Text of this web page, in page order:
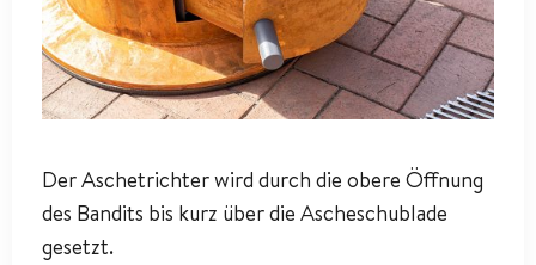
Der Aschetrichter wird durch die obere Öffnung
des Bandits bis kurz über die Ascheschublade
gesetzt.